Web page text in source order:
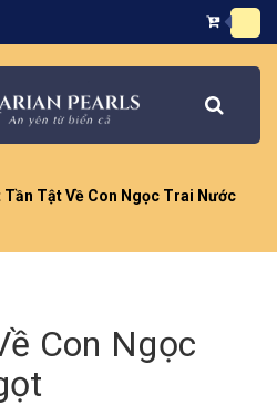
Tần Tật Về Con Ngọc Trai Nước
Con Ngọc